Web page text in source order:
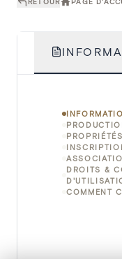
DROITS &
COMMENT